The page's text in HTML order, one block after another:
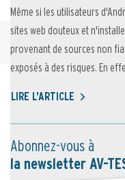
Même si les utilisateurs
sites web douteux et
provenant de sources non
exposés à des risques. En
LIRE L'ARTICLE
Abonnez-vous à
la newsletter AV-